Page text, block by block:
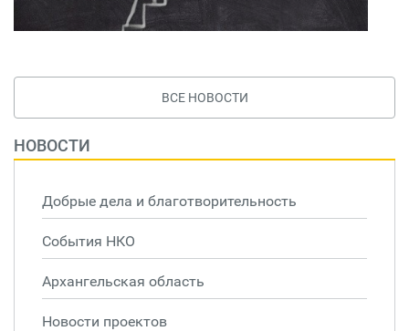
ВСЕ НОВОСТИ
НОВОСТИ
Добрые дела и благотворительность
События НКО
Архангельская область
Новости проектов